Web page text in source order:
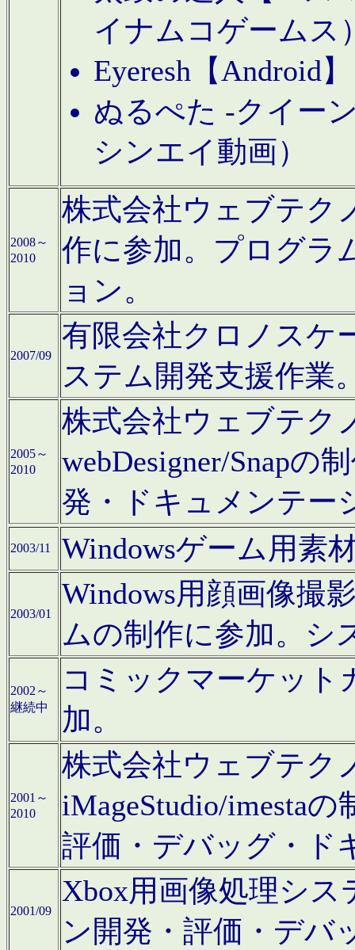
イナムコゲームス
Eyeresh【Android
ぬるぺた -クイー
シンエイ動画）
2008～
2010
株式会社ウェブテク
作に参加。プログラ
ョン。
2007/09
有限会社クロノスケ
ステム開発支援作業
2005～
2010
株式会社ウェブテク
webDesigner/Snapの
発・ドキュメンテー
2003/11 Windowsゲーム用素
2003/01
Windows用顔画像撮
ムの制作に参加。シ
2002～
継続中
コミックマーケット
加。
2001～
2010
株式会社ウェブテク
iMageStudio/imesta
評価・デバッグ・ド
2001/09
Xbox用画像処理シ
ン開発・評価・デバ